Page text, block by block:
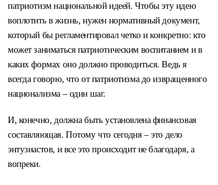
патриотизм национальной идеей. Чтобы эту идею
воплотить в жизнь, нужен нормативный документ,
который бы регламентировал четко и конкретно: кто
может заниматься патриотическим воспитанием и в
каких формах оно должно проводиться. Ведь я
всегда говорю, что от патриотизма до извращенного
национализма – один шаг.
И, конечно, должна быть установлена финансовая
составляющая. Потому что сегодня – это дело
энтузиастов, и все это происходит не благодаря, а
вопреки.